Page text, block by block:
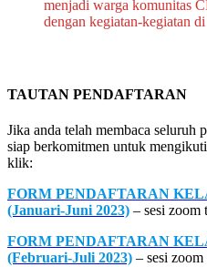
menjadi warga komunitas
dengan kegiatan-kegiatan
TAUTAN PENDAFTARAN
Jika anda telah membaca seluruh
siap berkomitmen untuk
klik:
FORM PENDAFTARAN
(Januari-Juni 2023) – sesi zoom
FORM PENDAFTARAN
(Februari-Juli 2023) – sesi zoom